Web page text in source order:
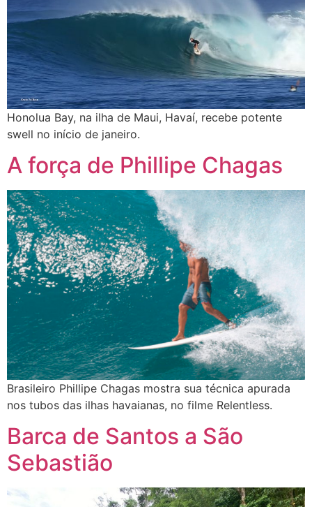
Honolua Bay, na ilha de Maui, Havaí, recebe potente
swell no início de janeiro.
A força de Phillipe Chagas
Brasileiro Phillipe Chagas mostra sua técnica apurada
nos tubos das ilhas havaianas, no filme Relentless.
Barca de Santos a São
Sebastião